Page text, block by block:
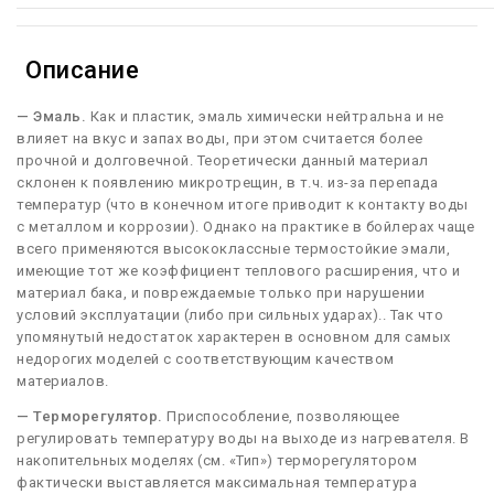
Описание
— Эмаль. Как и пластик, эмаль химически нейтральна и не
влияет на вкус и запах воды, при этом считается более
прочной и долговечной. Теоретически данный материал
склонен к появлению микротрещин, в т.ч. из-за перепада
температур (что в конечном итоге приводит к контакту воды
с металлом и коррозии). Однако на практике в бойлерах чаще
всего применяются высококлассные термостойкие эмали,
имеющие тот же коэффициент теплового расширения, что и
материал бака, и повреждаемые только при нарушении
условий эксплуатации (либо при сильных ударах).. Так что
упомянутый недостаток характерен в основном для самых
недорогих моделей с соответствующим качеством
материалов.
— Терморегулятор. Приспособление, позволяющее
регулировать температуру воды на выходе из нагревателя. В
накопительных моделях (см. «Тип») терморегулятором
фактически выставляется максимальная температура